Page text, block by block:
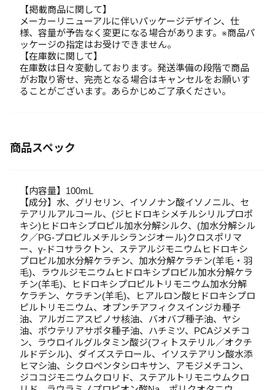
【掲載商品に関して】
メーカーリニューアルに伴いパッケージデザイン、仕
様、容量が予告なく変更になる場合があります。※商品パ
ッケージの指定はお受けできません。
【在庫数に関して】
在庫数は日々変動しております。発送準備の段階で商品
がお取り寄せ、完売となる場合はキャンセルをお願いす
ることがございます。あらかじめご了承ください。
商品スペック
【内容量】100mL
【成分】水、グリセリン、イソノナン酸イソノニル、セ
テアリルアルコール、(ジヒドロキシメチルシリルプロポ
キシ)ヒドロキシプロピル加水分解シルク、(加水分解シル
ク／PG-プロピルメチルシランジオール)クロスポリマ
ー、γ-ドコサラクトン、ステアルジモニウムヒドロキシ
プロピル加水分解ケラチン、加水分解ケラチン(羊毛・羽
毛)、ラウルジモニウムヒドロキシプロピル加水分解ケラ
チン(羊毛)、ヒドロキシプロピルトリモニウム加水分解
ケラチン、ケラチン(羊毛)、ヒアルロン酸ヒドロキシプロ
ピルトリモニウム、オプンチアフィクスインジカ種子
油、アルガニアスピノサ核油、バオバブ種子油、ヤシ
油、ポウテリアサポタ種子油、ハチミツ、PCAジメチコ
ン、ラウロイルグルタミン酸ジ(フィトステリル／オクチ
ルドデシル)、ダイズステロール、イソステアリン酸水添
ヒマシ油、シクロペンタシロキサン、アモジメチコン、
ジココジモニウムクロリド、ステアルトリモニウムクロ